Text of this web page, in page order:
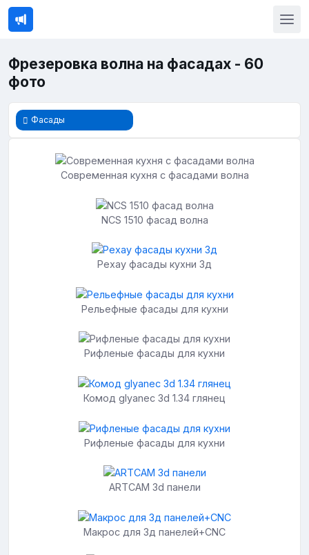
Фрезеровка волна на фасадах - 60
фото
Фасады
Современная кухня с фасадами волна
NCS 1510 фасад волна
Рехау фасады кухни 3д
Рельефные фасады для кухни
Рифленые фасады для кухни
Комод glyanec 3d 1.34 глянец
Рифленые фасады для кухни
ARTCAM 3d панели
Макрос для 3д панелей+CNC